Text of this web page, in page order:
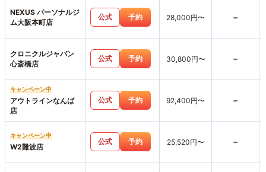
NEXUS パーソナルジ
ム大阪本町店
公式 予約 28,000円〜 -
クロニクルジャパン
心斎橋店
公式 予約 30,800円〜 -
キャンペーン中
アウトラインなんば
店
公式 予約 92,400円〜 -
キャンペーン中
W2難波店
公式 予約 25,520円〜 -